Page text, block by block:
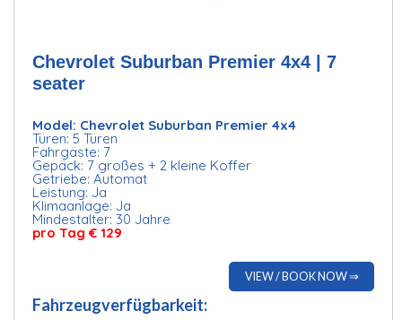
Chevrolet Suburban Premier 4x4 | 7
seater
Model: Chevrolet Suburban Premier 4x4
Türen: 5 Türen
Fahrgäste: 7
Gepäck: 7 großes + 2 kleine Koffer
Getriebe: Automat
Leistung: Ja
Klimaanlage: Ja
Mindestalter: 30 Jahre
pro Tag € 129
VIEW / BOOK NOW ⇒
Fahrzeugverfügbarkeit: